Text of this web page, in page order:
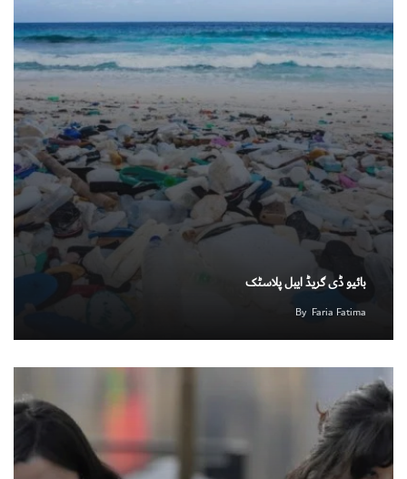
بائیو ڈی گریڈ ایبل پلاسٹک
By Faria Fatima